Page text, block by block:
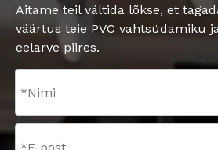
Aitame teil vältida lõkse, et
väärtus teie PVC vahtsüdamiku
eelarve piires.